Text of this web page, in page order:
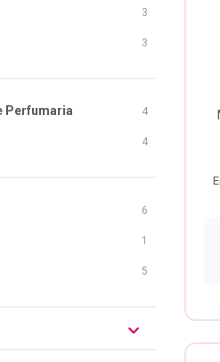
3
3
Perfumaria 4
4
6
1
5